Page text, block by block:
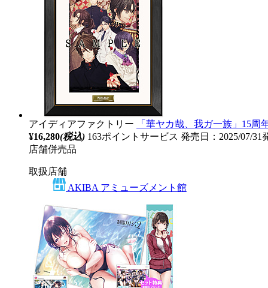
アイディアファクトリー
「華ヤカ哉、我ガ一族」15周
¥16,280(税込) 163ポイントサービス 発売日：2025/07/31
店舗併売品
取扱店舗
AKIBA アミューズメント館